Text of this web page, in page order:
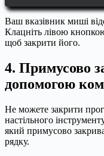
Ваш вказівник миші
Клацніть лівою
щоб закрити його.
4. Примусово
допомогою
Не можете закрити
настільного
який примусово
рядку.